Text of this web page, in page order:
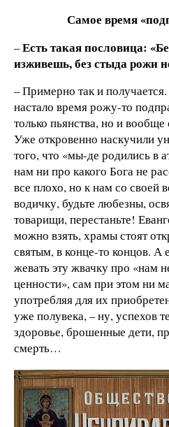
Самое время
–Есть такая пословица:
изживешь, без стыда рожи
– Примерно так и
настало время рожу-то
только пьянства, но и
Уже откровенно наскучили
того, что «мы-де родились в
нам ни про какого Бога не
все плохо, но к нам со своей
водичку, будьте любезны,
товарищи, перестаньте!
можно взять, храмы стоят
святым, в конце-то концов. А
жевать эту жвачку про «нам
ценности», сам при этом ни
употребляя для их
уже полувека, – ну, успехов
здоровье, брошенные дети,
смерть…